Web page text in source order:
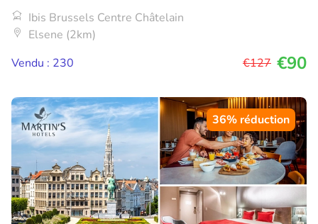
Ibis Brussels Centre Châtelain
Elsene (2km)
Vendu : 230
€127 €90
36% réduction